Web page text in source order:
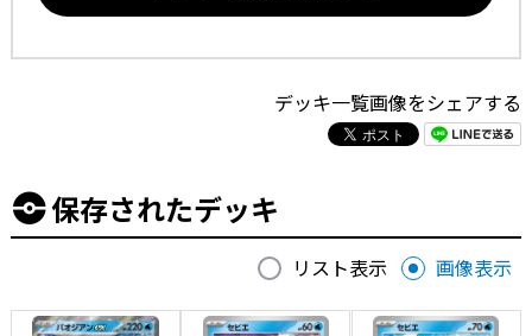
デッキ一覧画像をシェアする
保存されたデッキ
リスト表示 画像表示